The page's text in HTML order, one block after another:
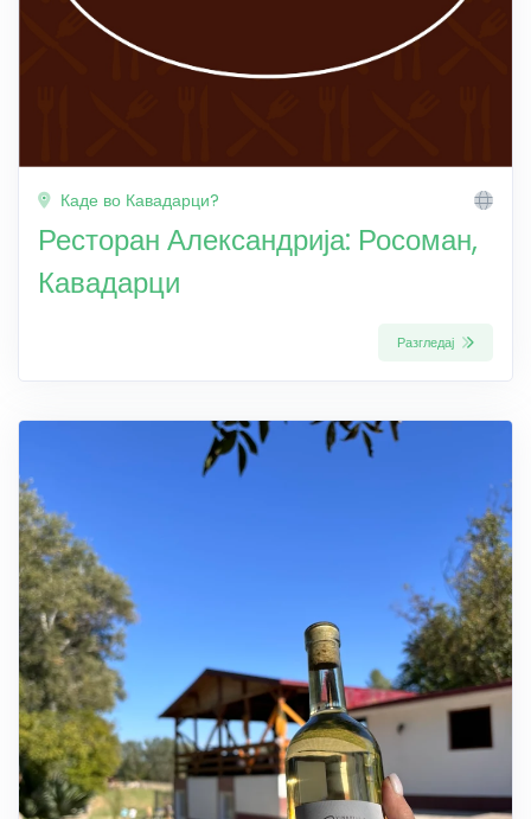
Каде во Кавадарци?
Ресторан Александрија: Росоман,
Кавадарци
Разгледај